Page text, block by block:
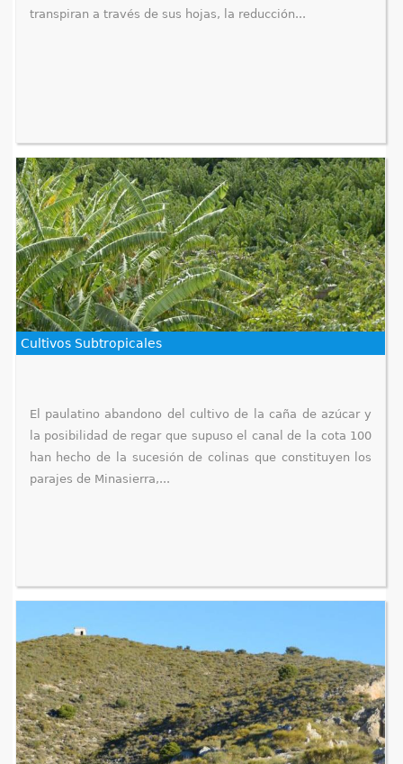
transpiran a través de sus hojas, la reducción...
Cultivos Subtropicales
El paulatino abandono del cultivo de la caña de azúcar y
la posibilidad de regar que supuso el canal de la cota 100
han hecho de la sucesión de colinas que constituyen los
parajes de Minasierra,...